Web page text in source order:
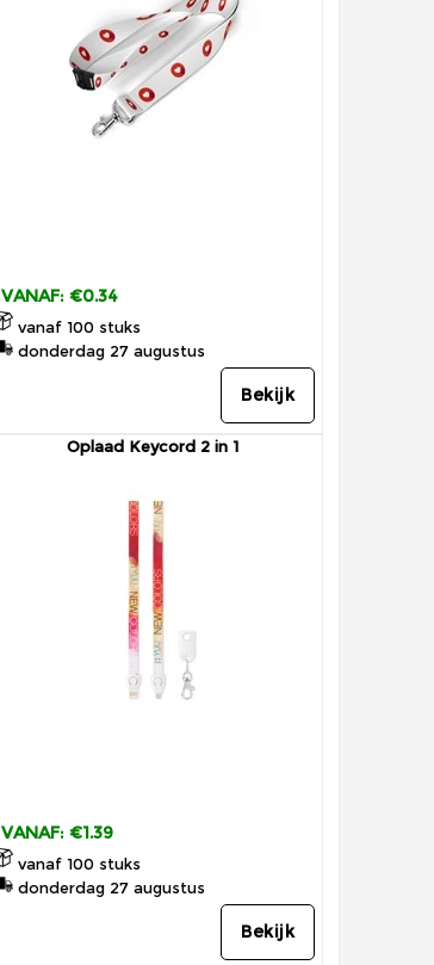
VANAF: €0.34
vanaf 100 stuks
donderdag 27 augustus
Bekijk
Oplaad Keycord 2 in 1
VANAF: €1.39
vanaf 100 stuks
donderdag 27 augustus
Bekijk